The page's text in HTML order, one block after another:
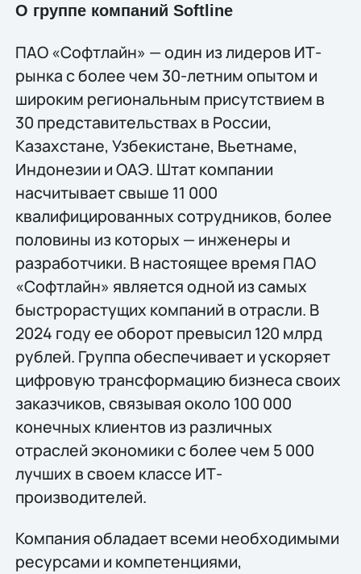
О группе компаний Softline
ПАО «Софтлайн» — один из лидеров ИТ-
рынка с более чем 30-летним опытом и
широким региональным присутствием в
30 представительствах в России,
Казахстане, Узбекистане, Вьетнаме,
Индонезии и ОАЭ. Штат компании
насчитывает свыше 11 000
квалифицированных сотрудников, более
половины из которых — инженеры и
разработчики. В настоящее время ПАО
«Софтлайн» является одной из самых
быстрорастущих компаний в отрасли. В
2024 году ее оборот превысил 120 млрд
рублей. Группа обеспечивает и ускоряет
цифровую трансформацию бизнеса своих
заказчиков, связывая около 100 000
конечных клиентов из различных
отраслей экономики с более чем 5 000
лучших в своем классе ИТ-
производителей.
Компания обладает всеми необходимыми
ресурсами и компетенциями,